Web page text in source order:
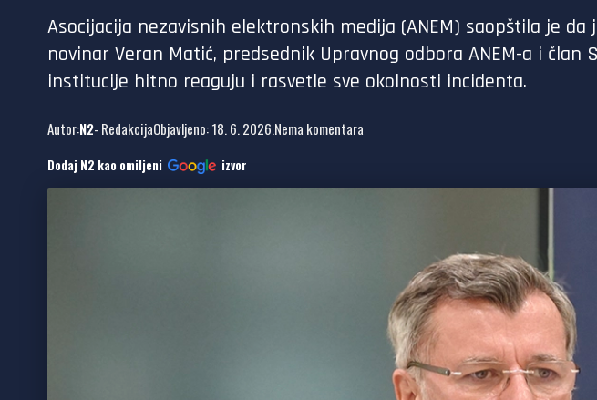
Asocijacija nezavisnih elektronskih medija (ANEM) saopštila je
novinar Veran Matić, predsednik Upravnog odbora ANEM-a i
institucije hitno reaguju i rasvetle sve okolnosti incidenta.
Autor:N2- RedakcijaObjavljeno: 18. 6. 2026.Nema komentara
Dodaj N2 kao omiljeni izvor